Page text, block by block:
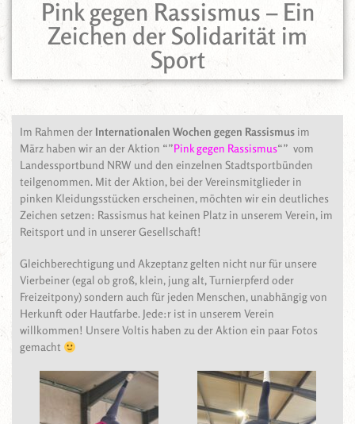
Pink gegen Rassismus – Ein
Zeichen der Solidarität im
Sport
Im Rahmen der Internationalen Wochen gegen Rassismus im
März haben wir an der Aktion “”Pink gegen Rassismus“” vom
Landessportbund NRW und den einzelnen Stadtsportbünden
teilgenommen. Mit der Aktion, bei der Vereinsmitglieder in
pinken Kleidungsstücken erscheinen, möchten wir ein deutliches
Zeichen setzen: Rassismus hat keinen Platz in unserem Verein, im
Reitsport und in unserer Gesellschaft!
Gleichberechtigung und Akzeptanz gelten nicht nur für unsere
Vierbeiner (egal ob groß, klein, jung alt, Turnierpferd oder
Freizeitpony) sondern auch für jeden Menschen, unabhängig von
Herkunft oder Hautfarbe. Jede:r ist in unserem Verein
willkommen! Unsere Voltis haben zu der Aktion ein paar Fotos
gemacht